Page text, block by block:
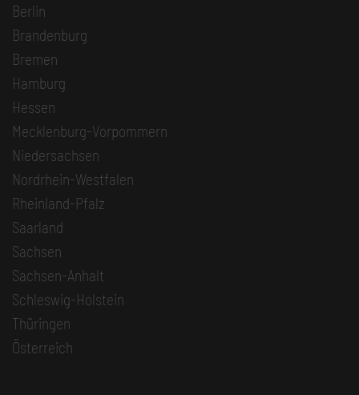
Berlin
Brandenburg
Bremen
Hamburg
Hessen
Mecklenburg-Vorpommern
Niedersachsen
Nordrhein-Westfalen
Rheinland-Pfalz
Saarland
Sachsen
Sachsen-Anhalt
Schleswig-Holstein
Thüringen
Österreich